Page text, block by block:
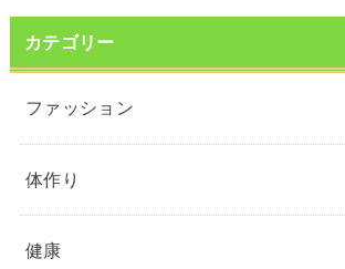
カテゴリー
ファッション
体作り
健康